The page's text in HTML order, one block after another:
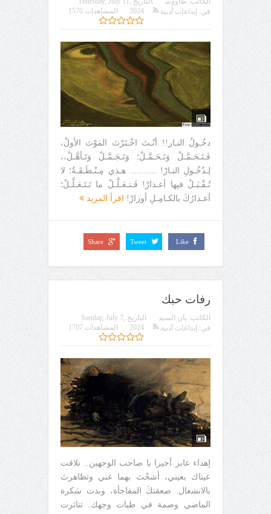
2024
في: إبداعات أدبية المشاهدات 1570
دخُـولُ النـار!! أنْـتَ اخْـتَرْتَ المَوْتَ الأولْ،
فَـتَـحَـمَّـلْ وَتَـحَـمَّـلْ؛ وَتَـجَـمَّـلْ وَتَـأهَّـلْ،،
لِـدُخُـولِ النـارْ! ........... هـذي مِـنْـطَـقَـةٌ؛ لا
تُـقْـبَـلُ فيها أعـذارْ! فَـتـعَـلَّـلْ ما تَـتَـعَـلَّـلْ؛
أعـذارُكَ بالكـامِـلِ أوزارْ! اقرأ المزيد
Like
Tweet
Share
رفات حبك
الكاتب: بان السيد التاريخ Sunday, July 7,
2024
في: إبداعات أدبية المشاهدات 1707
إهداء عابر أخيرا يا صاحب الوجهين.. تلاقت
عيناك بعيني، أشحْتَ بهما عني وتظاهرتَ
بالانشغال. صعقتكَ المفاجأة، وبدت سَكرة
الماضي وصمة في طيات وجهك. تناثرت